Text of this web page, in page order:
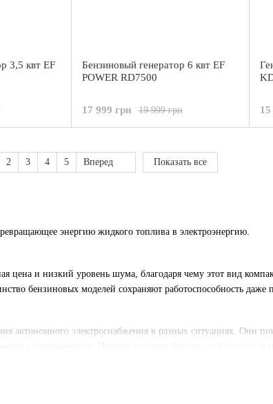
энергию жидкого топлива в электроэнергию.
цена и низкий уровень шума, благодаря чему этот вид
бензиновых моделей сохраняют работоспособность даже
автономного электроснабжения в разных ситуациях. Они
3,5 квт EF
Бензиновый генератор 6 квт EF
POWER RD7500
19 999 грн
17 999 грн
2 3 4 5 Вперед Показать все